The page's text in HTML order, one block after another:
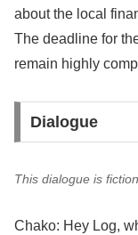
about the local
The deadline for
remain highly
Dialogue
This dialogue is
Chako: Hey Log,